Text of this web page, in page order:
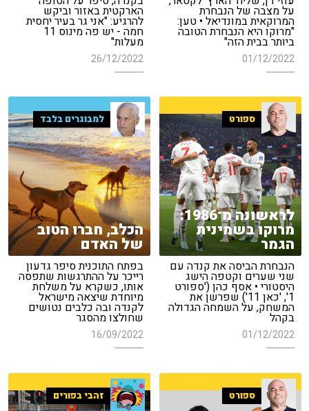
הארקטית באזור וביקש
להרגיע: "אני גר בעיר יחסית
חמה - יש פה מינוס 11
מעלות"
26/12/2022
על מצבה של הנבחרת
המרוקאית במונדיאל • טען:
"מרוקו היא הנבחרת הטובה
ביותר בבית הזה"
01/12/2022
ספורט
לראשונה מ־1986:
מרוקו בשמינית
הגמר
הנבחרת הביסה את קנדה עם
שני שערים וקטפה הישג
היסטורי • אסף כהן ('ספורט
1', 'כאן 11') שפרשן את
המשחק, על השמחה הגדולה
בקהל
01/12/2022
למבוגרים בלבד
הכלב, חברו הטוב
של האדם
בפתח התוכנית סיפר גדעון
רייכר על ההתרגשות שתפסה
אותו, כשקרא על משלחת
מיוחדת שיצאה מישראל
לקנדה ובה כלבים נטושים
שחולצו מהסגר
16/09/2022
ספורט זהבי בפורים